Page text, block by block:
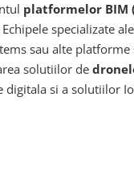
platformelor BIM
specializate
sau alte
solutiilor de
si a solutiilor